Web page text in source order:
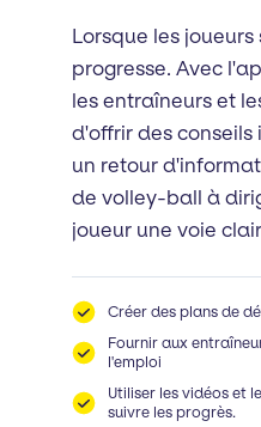
Lorsque les
progresse. Avec
les entraîneurs et
d'offrir des
un retour
de volley-ball à
joueur une voie
Créer des plans de
Fournir aux
l'emploi
Utiliser les vidéos et
suivre les progrès.